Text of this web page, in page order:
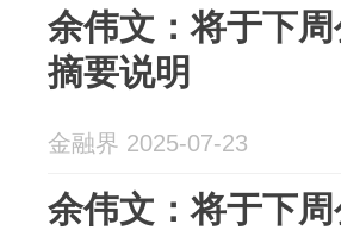
余伟文：将于下
摘要说明
金融界 2025-07-23
余伟文：将于下